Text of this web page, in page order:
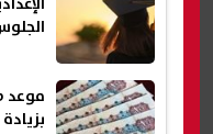
بزيادة 15%.. بشرى لـ 11.5 مليون مستفيد